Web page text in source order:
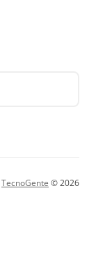
TecnoGente © 2026